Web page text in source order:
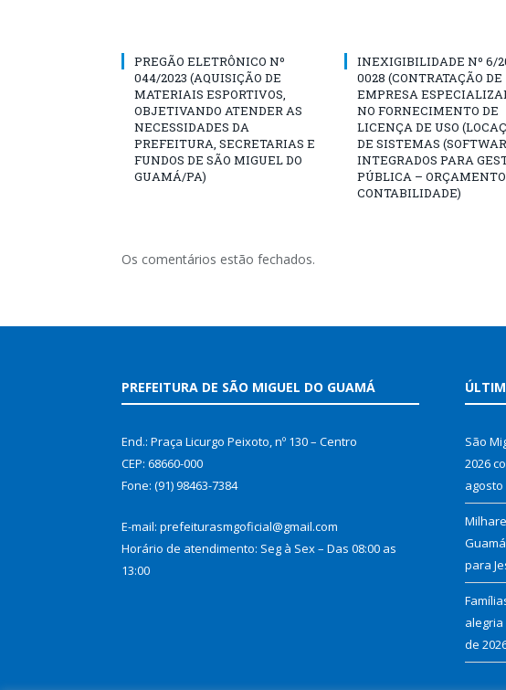
PREGÃO ELETRÔNICO Nº
044/2023 (AQUISIÇÃO DE
MATERIAIS ESPORTIVOS,
OBJETIVANDO ATENDER AS
NECESSIDADES DA
PREFEITURA, SECRETARIAS E
FUNDOS DE SÃO MIGUEL DO
GUAMÁ/PA)
INEXIGIBILIDADE Nº 6/
0028 (CONTRATAÇÃO DE
EMPRESA
NO FORNECIMENTO DE
LICENÇA DE USO
DE SISTEMAS
INTEGRADOS PARA
PÚBLICA –
CONTABILIDADE)
Os comentários estão fechados.
PREFEITURA DE SÃO MIGUEL DO GUAMÁ
End.: Praça Licurgo Peixoto, nº 130 – Centro
CEP: 68660-000
Fone: (91) 98463-7384
E-mail: prefeiturasmgoficial@gmail.com
Horário de atendimento: Seg à Sex – Das 08:00 as
13:00
São
2026
agosto
para
alegria
de